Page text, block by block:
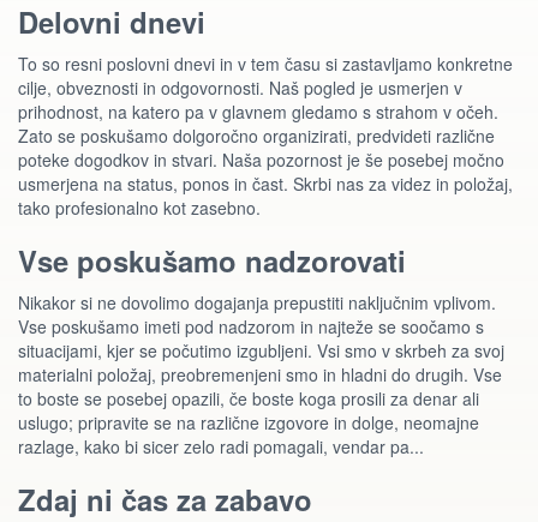
Delovni dnevi
To so resni poslovni dnevi in v tem času si zastavljamo konkretne
cilje, obveznosti in odgovornosti. Naš pogled je usmerjen v
prihodnost, na katero pa v glavnem gledamo s strahom v očeh.
Zato se poskušamo dolgoročno organizirati, predvideti različne
poteke dogodkov in stvari. Naša pozornost je še posebej močno
usmerjena na status, ponos in čast. Skrbi nas za videz in položaj,
tako profesionalno kot zasebno.
Vse poskušamo nadzorovati
Nikakor si ne dovolimo dogajanja prepustiti naključnim vplivom.
Vse poskušamo imeti pod nadzorom in najteže se soočamo s
situacijami, kjer se počutimo izgubljeni. Vsi smo v skrbeh za svoj
materialni položaj, preobremenjeni smo in hladni do drugih. Vse
to boste se posebej opazili, če boste koga prosili za denar ali
uslugo; pripravite se na različne izgovore in dolge, neomajne
razlage, kako bi sicer zelo radi pomagali, vendar pa...
Zdaj ni čas za zabavo